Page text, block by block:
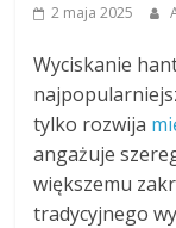
2 maja 2025
Wyciskanie
tylko rozwija
angażuje
większemu
tradycyjnego